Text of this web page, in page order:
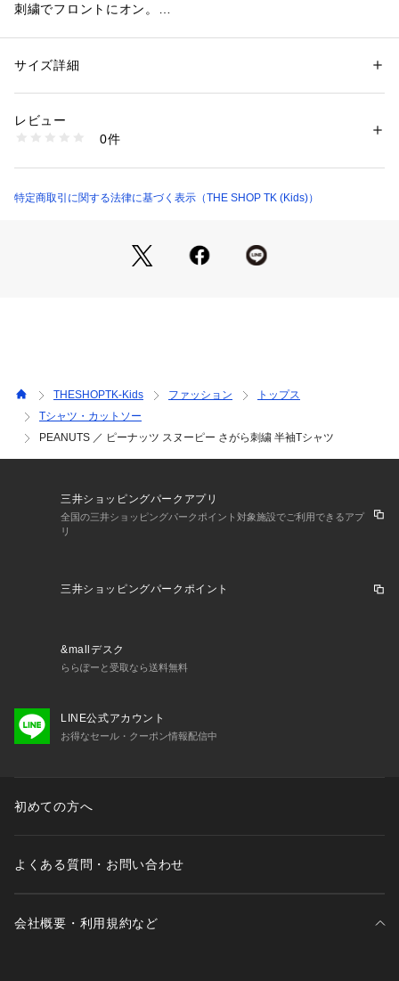
刺繍でフロントにオン。
汗をかいてもベタつきにくく、軽くて動きやすい。
デイリー洗いにも頼れる、キッズに嬉しい快適素材。
デニムやカーゴで元気に、ショーツで夏らしく。
きょうだいリンクにも取り入れやすい一枚。
性別：キッズ・ベビー
素材：本体: ポリエステル65％ コットン35％ リブ部分: ポリエステル65％
生産国：中国製
1603100001883
サイズ詳細
レビュー
0件
特定商取引に関する法律に基づく表示（THE SHOP TK (Kids)）
THESHOPTK-Kids ファッション
トップス
Tシャツ・カットソー
PEANUTS ／ ピーナッツ スヌーピー さがら刺繍 半袖Tシャツ
三井ショッピングパークアプリ
全国の三井ショッピングパークポイント対象施設でご利用できるアプ
リ
三井ショッピングパークポイント
&mallデスク
ららぽーと受取なら送料無料
LINE公式アカウント
お得なセール・クーポン情報配信中
初めての方へ
よくある質問・お問い合わせ
会社概要・利用規約など